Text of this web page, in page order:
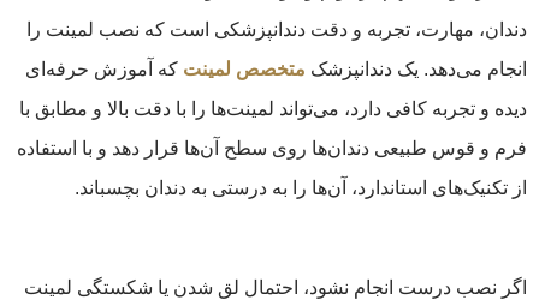
دندان، مهارت، تجربه و دقت دندانپزشکی است که نصب لمینت را
انجام می‌دهد. یک دندانپزشک متخصص لمینت که آموزش حرفه‌ای
دیده و تجربه کافی دارد، می‌تواند لمینت‌ها را با دقت بالا و مطابق با
فرم و قوس طبیعی دندان‌ها روی سطح آن‌ها قرار دهد و با استفاده
از تکنیک‌های استاندارد، آن‌ها را به درستی به دندان بچسباند.
اگر نصب درست انجام نشود، احتمال لق شدن یا شکستگی لمینت